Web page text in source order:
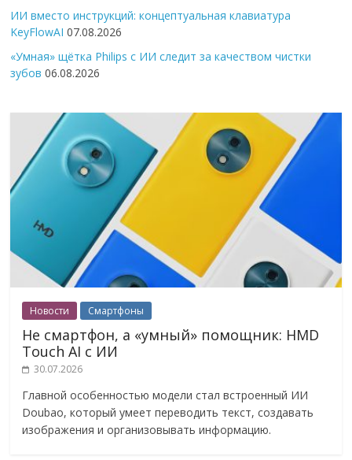
ИИ вместо инструкций: концептуальная клавиатура
KeyFlowAI 07.08.2026
«Умная» щётка Philips с ИИ следит за качеством чистки
зубов 06.08.2026
Новости Смартфоны
Не смартфон, а «умный» помощник: HMD
Touch AI с ИИ
30.07.2026
Главной особенностью модели стал встроенный ИИ
Doubao, который умеет переводить текст, создавать
изображения и организовывать информацию.